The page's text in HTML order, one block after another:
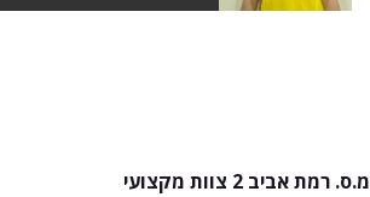
מ.ס. רמת אביב 2 צוות מקצועי